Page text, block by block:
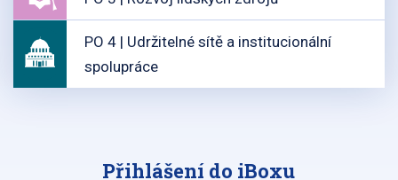
PO 4 | Udržitelné sítě a institucionální
spolupráce
Přihlášení do iBoxu